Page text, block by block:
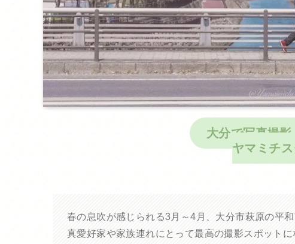
大分で写真撮
ヤマミチス
春の息吹が感じられる3月～4月、大分市萩原の平
真愛好家や家族連れにとって最高の撮影スポット